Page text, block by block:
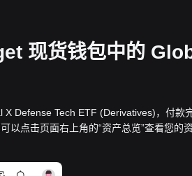
现货钱包中的
X Defense Tech ETF (Derivatives)，付
以点击页面右上角的“资产总览”查看您